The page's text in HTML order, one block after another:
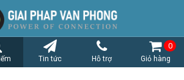
Tin tức Hỗ trợ Giỏ hàng
0